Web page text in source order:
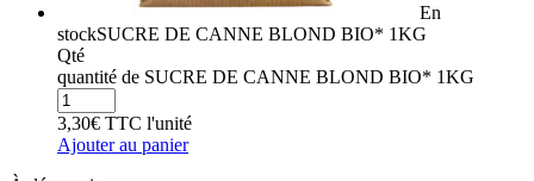
En
stockSUCRE DE CANNE BLOND BIO* 1KG
Qté
quantité de SUCRE DE CANNE BLOND BIO* 1KG
3,30€ TTC l'unité
Ajouter au panier